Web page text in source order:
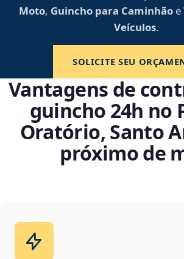
Moto, Guincho para Caminhãoe
Veículos.
SOLICITE SEU
Vantagens de
guincho 24h no
Oratório, Santo
próximo de